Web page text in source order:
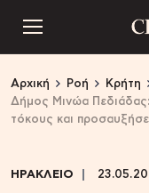
Αρχική Ροή Κρήτη
Δήμος Μινώα
τόκους και
ΗΡΑΚΛΕΙΟ